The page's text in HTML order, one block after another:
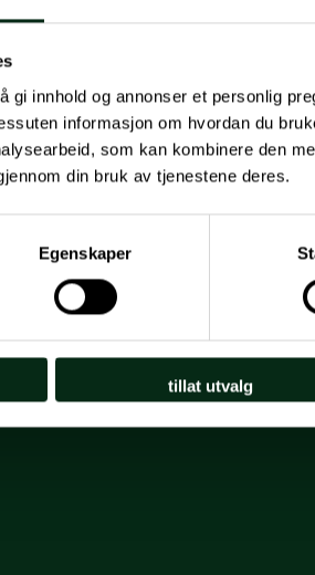
gi innhold og annonser et personlig
informasjon om hvordan du
som kan kombinere den
din bruk av tjenestene deres.
Egenskaper
tillat utvalg